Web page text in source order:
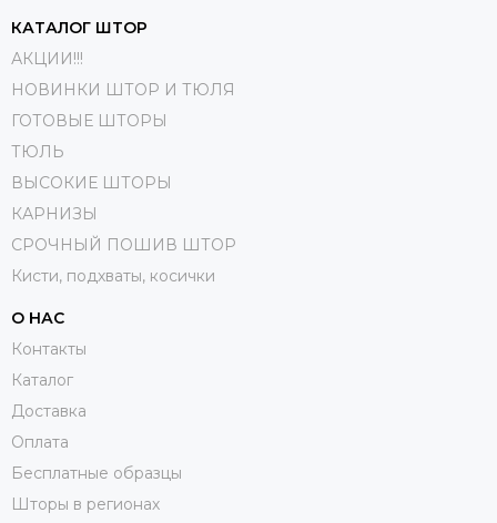
КАТАЛОГ ШТОР
АКЦИИ!!!
НОВИНКИ ШТОР И ТЮЛЯ
ГОТОВЫЕ ШТОРЫ
ТЮЛЬ
ВЫСОКИЕ ШТОРЫ
КАРНИЗЫ
СРОЧНЫЙ ПОШИВ ШТОР
Кисти, подхваты, косички
О НАС
Контакты
Каталог
Доставка
Оплата
Бесплатные образцы
Шторы в регионах